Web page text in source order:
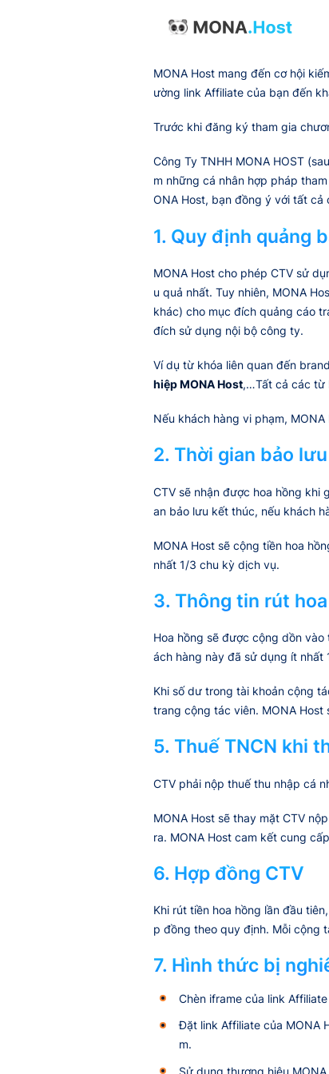
MONA Host mang đến cơ hội
ường link Affiliate của bạn đến
Trước khi đăng ký tham gia
Công Ty TNHH MONA HOST
m những cá nhân hợp pháp
ONA Host, bạn đồng ý với tất
1. Quy định quảng
MONA Host cho phép CTV sử
u quả nhất. Tuy nhiên, MONA
khác) cho mục đích quảng cáo
đích sử dụng nội bộ công ty.
Ví dụ từ khóa liên quan đến
hiệp MONA Host,…Tất cả các từ
Nếu khách hàng vi phạm,
2. Thời gian bảo
CTV sẽ nhận được hoa hồng khi
an bảo lưu kết thúc, nếu khách
MONA Host sẽ cộng tiền hoa
nhất 1/3 chu kỳ dịch vụ.
3. Thông tin rút
Hoa hồng sẽ được cộng dồn
ách hàng này đã sử dụng ít nhất
Khi số dư trong tài khoản cộng
trang cộng tác viên. MONA
5. Thuế TNCN khi
CTV phải nộp thuế thu nhập cá
MONA Host sẽ thay mặt CTV
ra. MONA Host cam kết cung
6. Hợp đồng CTV
Khi rút tiền hoa hồng lần đầu
p đồng theo quy định. Mỗi cộng
7. Hình thức bị
Chèn iframe của link
Đặt link Affiliate của MONA
m.
Sử dụng thương hiệu